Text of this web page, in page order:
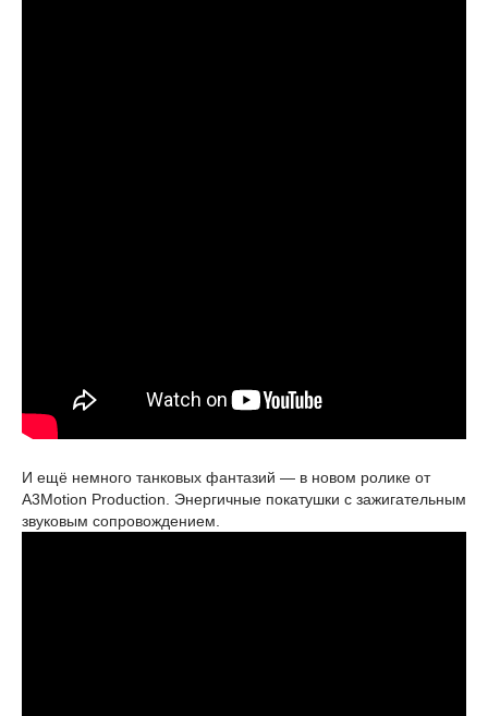
И ещё немного танковых фантазий — в новом ролике от
A3Motion Production. Энергичные покатушки с зажигательным
звуковым сопровождением.